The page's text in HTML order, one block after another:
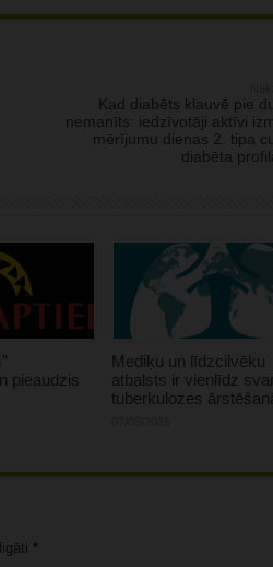
Kad diabēts klauvē pie
nemanīts: iedzīvotāji aktīvi
mērījumu dienas 2. tipa
diabēta
pieaudzis
Mediķu un līdzcilvēku
atbalsts ir vienlīdz
tuberkulozes
*